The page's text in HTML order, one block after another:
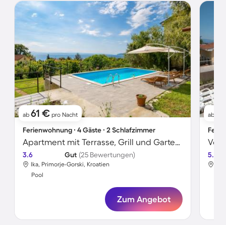
ab 61 € pro Nacht
Ferienwohnung ∙ 4 Gäste ∙ 2 Schlafzimmer
Apartment mit Terrasse, Grill und Garten | Meerblick
3.6 Gut (25 Bewertungen)
Ika, Primorje-Gorski, Kroatien
Pool
Zum Angebot
ab
5.0